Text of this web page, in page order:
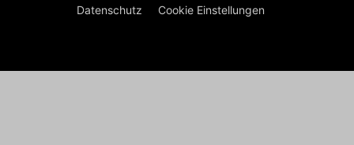
Datenschutz Cookie Einstellungen